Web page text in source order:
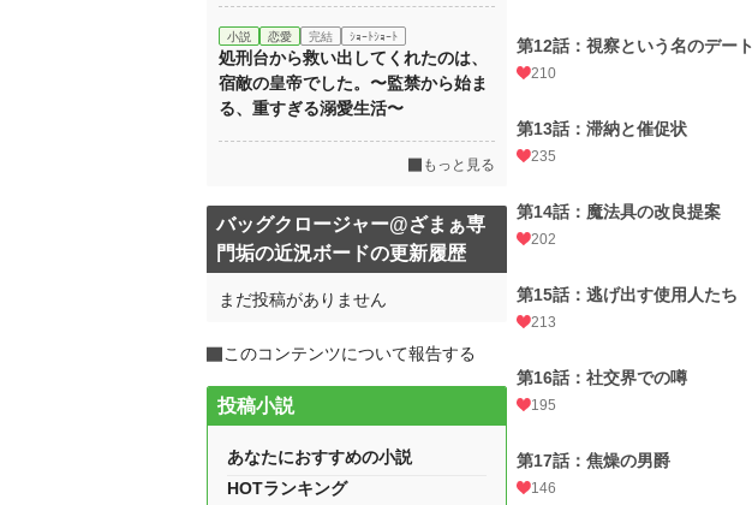
第12話：視察という名のデート
210
第13話：滞納と催促状
235
第14話：魔法具の改良提案
202
第15話：逃げ出す使用人たち
213
第16話：社交界での噂
195
第17話：焦燥の男爵
146
小説 恋愛 完結 ｼｮｰﾄｼｮｰﾄ
処刑台から救い出してくれたのは、
宿敵の皇帝でした。〜監禁から始ま
る、重すぎる溺愛生活〜
もっと見る
バッグクロージャー@ざまぁ専
門垢の近況ボードの更新履歴
まだ投稿がありません
このコンテンツについて報告する
投稿小説
あなたにおすすめの小説
HOTランキング